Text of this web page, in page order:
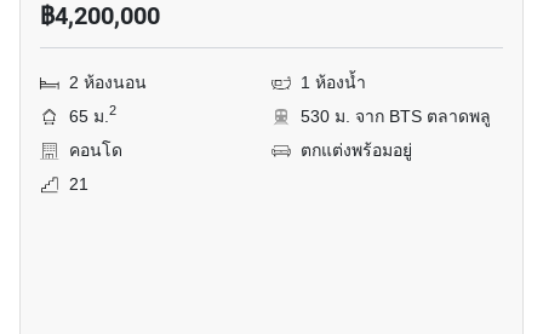
฿4,200,000
2 ห้องนอน
1 ห้องน้ำ
65 ม.2
530 ม. จาก BTS ตลาดพลู
คอนโด
ตกแต่งพร้อมอยู่
21